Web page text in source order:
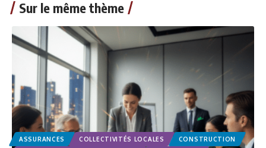
Sur le même thème
ASSURANCES COLLECTIVITÉS LOCALES
CONSTRUCTION